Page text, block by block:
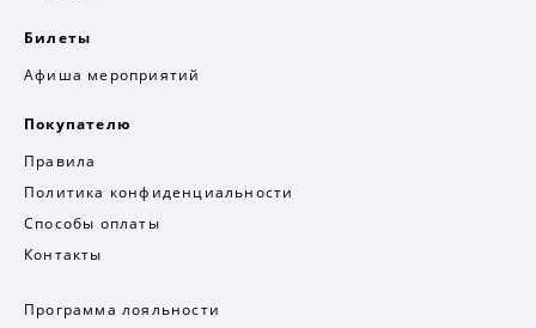
Билеты
Афиша мероприятий
Покупателю
Правила
Политика конфиденциальности
Способы оплаты
Контакты
Программа лояльности